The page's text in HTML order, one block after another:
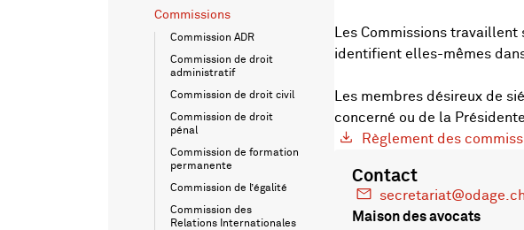
Commissions
Commission ADR
Commission de droit
administratif
Commission de droit civil
Commission de droit
pénal
Commission de formation
permanente
Commission de l’égalité
Commission des
Relations Internationales
Les Commissions
identifient elles-mêmes
Les membres désireux de
concerné ou de la
Règlement des
Contact
secretariat@odage.ch
Maison des avocats